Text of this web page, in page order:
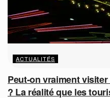
ACTUALITÉS
Peut-on vraiment
? La réalité que les